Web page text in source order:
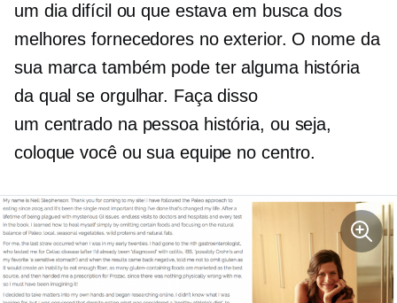
um dia difícil ou que estava em busca dos
melhores fornecedores no exterior. O nome da
sua marca também pode ter alguma história
da qual se orgulhar. Faça disso
um centrado na pessoahistória, ou seja,
coloque você ou sua equipe no centro.